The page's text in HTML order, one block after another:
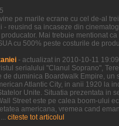
pe marile ecrane cu cel de-al
reusind sa incaseze din
Mai trebuie mentionat
cu 500% peste costurile de
- actualizat in 2010-10-11
serialului "Clanul Soprano",
duminica Boardwalk Empire,
Atlantic City, in anii 1920 la
Unite. Situatia prezentata in
Street este pe calea boom-ului
americana, vremea cand
citeste tot articolul